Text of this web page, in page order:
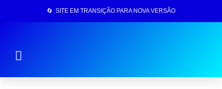
🔄 SITE EM TRANSIÇÃO PARA NOVA VERSÃO